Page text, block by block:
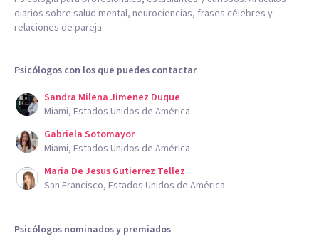
diarios sobre salud mental, neurociencias, frases célebres y
relaciones de pareja.
Psicólogos con los que puedes contactar
Sandra Milena Jimenez Duque
Miami, Estados Unidos de América
Gabriela Sotomayor
Miami, Estados Unidos de América
Maria De Jesus Gutierrez Tellez
San Francisco, Estados Unidos de América
Psicólogos nominados y premiados